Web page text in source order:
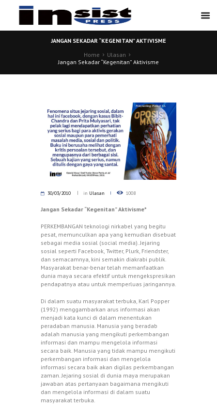
JANGAN SEKADAR “KEGENITAN” AKTIVISME
Home
Ulasan
Jangan Sekadar “Kegenitan” Aktivisme
30/03/2010 in Ulasan 1008
Jangan Sekadar “Kegenitan” Aktivisme*
PERKEMBANGAN teknologi nirkabel yang begitu
pesat, memunculkan apa yang kemudian disebuat
sebagai media sosial (social media). Jejaring
sosial seperti Facebook, Twitter, Plurk, Friendster,
dan semacamnya, kini semakin diakrabi publik.
Masyarakat benar-benar telah memanfaatkan
dunia maya secara efektif untuk mengekspresikan
pendapatnya atau untuk memperluas jaringannya.
Di dalam suatu masyarakat terbuka, Karl Popper
(1992) menggambarkan arus informasi akan
menjadi kata kunci di dalam menentukan
peradaban manusia. Manusia yang beradab
adalah manusia yang mengikuti perkembangan
informasi dan mampu mengelola informasi
secara baik. Manusia yang tidak mampu mengikuti
perkembangan informasi dan mengelola
informasi secara baik akan digilas perkembangan
zaman. Jejaring sosial di dunia maya merupakan
jawaban atas pertanyaan bagaimana mengikuti
dan mengelola informasi di dalam suatu
masyarakat terbuka.